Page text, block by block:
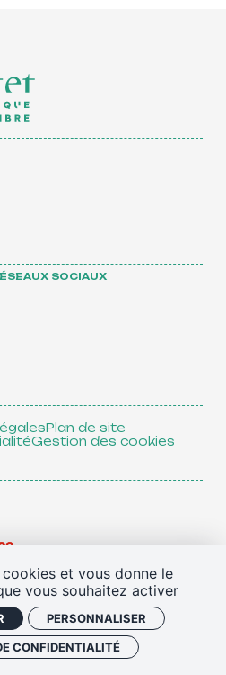
et vous donne le
vous souhaitez activer
PERSONNALISER
CONFIDENTIALITÉ
SOCIAUX
Plan de site
Gestion des cookies